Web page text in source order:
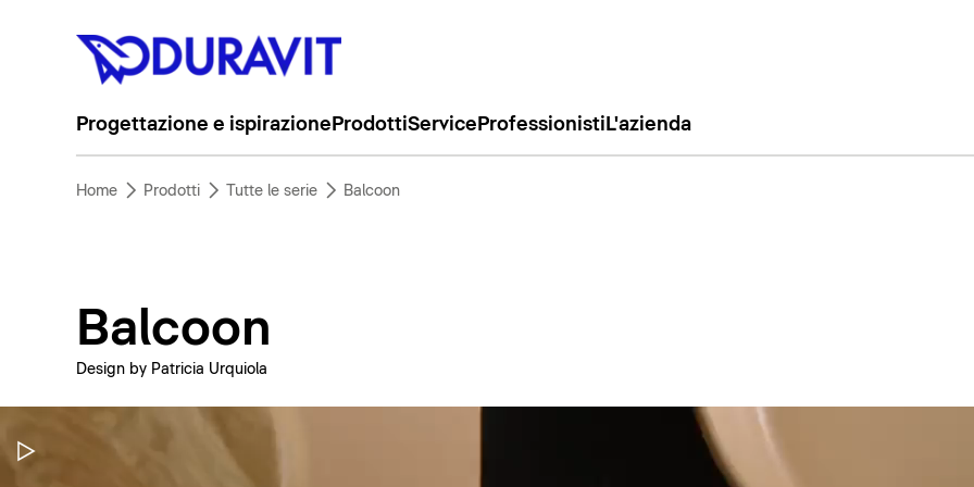
Progettazione e ispirazione ProdottiService Professionisti L'azienda
Home Prodotti Tutte le serie Balcoon
Balcoon
Design by Patricia Urquiola
Metti in pausa il video